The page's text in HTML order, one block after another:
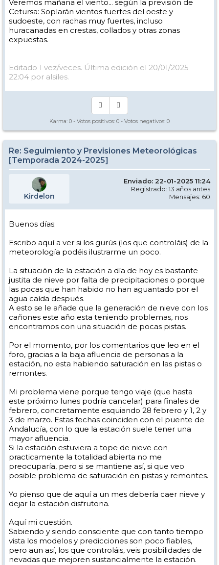
Veremos mañana el viento... según la previsión de
Cetursa: Soplarán vientos fuertes del oeste y
sudoeste, con rachas muy fuertes, incluso
huracanadas en crestas, collados y otras zonas
expuestas.
Editado 1 vez/veces. Última edición el 20/01/2025
22:04 por alsiles.
Karma: 0 - Votos positivos: 0 - Votos negativos: 0
Re: Seguimiento y Previsiones Meteorológicas
[Temporada 2024-2025]
Kirdelon
Enviado: 22-01-2025 11:24
Registrado: 13 años antes
Mensajes: 60
Buenos días;
Escribo aquí a ver si los gurús (los que controláis) de la
meteorología podéis ilustrarme un poco.
La situación de la estación a día de hoy es bastante
justita de nieve por falta de precipitaciones o porque
las pocas que han habido no han aguantado por el
agua caída después.
A esto se le añade que la generación de nieve con los
cañones este año esta teniendo problemas, nos
encontramos con una situación de pocas pistas.
Por el momento, por los comentarios que leo en el
foro, gracias a la baja afluencia de personas a la
estación, no esta habiendo saturación en las pistas o
remontes.
Mi problema viene porque tengo viaje (que hasta
este próximo lunes podría cancelar) para finales de
febrero, concretamente esquiando 28 febrero y 1, 2 y
3 de marzo. Estas fechas coinciden con el puente de
Andalucía, con lo que la estación suele tener una
mayor afluencia.
Si la estación estuviera a tope de nieve con
practicamente la totalidad abierta no me
preocuparía, pero si se mantiene así, si que veo
posible problema de saturación en pistas y remontes.
Yo pienso que de aquí a un mes debería caer nieve y
dejar la estación disfrutona.
Aquí mi cuestión.
Sabiendo y siendo consciente que con tanto tiempo
vista los modelos y predicciones son poco fiables,
pero aun así, los que controláis, veis posibilidades de
nevadas que mejoren sustancialmente la estación.